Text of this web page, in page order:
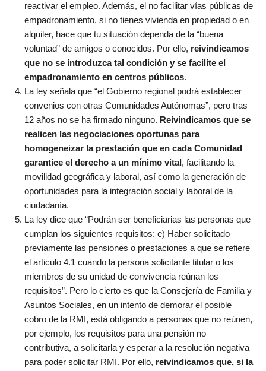
reactivar el empleo. Además, el no facilitar vías públicas de
empadronamiento, si no tienes vivienda en propiedad o en
alquiler, hace que tu situación dependa de la “buena
voluntad” de amigos o conocidos. Por ello, reivindicamos
que no se introduzca tal condición y se facilite el
empadronamiento en centros públicos.
La ley señala que “el Gobierno regional podrá establecer
convenios con otras Comunidades Autónomas”, pero tras
12 años no se ha firmado ninguno. Reivindicamos que se
realicen las negociaciones oportunas para
homogeneizar la prestación que en cada Comunidad
garantice el derecho a un mínimo vital, facilitando la
movilidad geográfica y laboral, así como la generación de
oportunidades para la integración social y laboral de la
ciudadanía.
La ley dice que “Podrán ser beneficiarias las personas que
cumplan los siguientes requisitos: e) Haber solicitado
previamente las pensiones o prestaciones a que se refiere
el articulo 4.1 cuando la persona solicitante titular o los
miembros de su unidad de convivencia reúnan los
requisitos”. Pero lo cierto es que la Consejería de Familia y
Asuntos Sociales, en un intento de demorar el posible
cobro de la RMI, está obligando a personas que no reúnen,
por ejemplo, los requisitos para una pensión no
contributiva, a solicitarla y esperar a la resolución negativa
para poder solicitar RMI. Por ello, reivindicamos que, si la